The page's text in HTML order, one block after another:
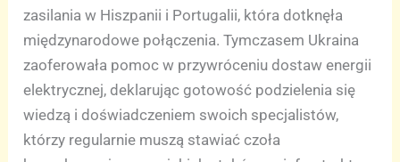
zasilania w Hiszpanii i Portugalii, która dotknęła
międzynarodowe połączenia. Tymczasem Ukraina
zaoferowała pomoc w przywróceniu dostaw energii
elektrycznej, deklarując gotowość podzielenia się
wiedzą i doświadczeniem swoich specjalistów,
którzy regularnie muszą stawiać czoła